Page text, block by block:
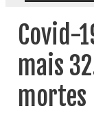
Covid-
mais
mortes